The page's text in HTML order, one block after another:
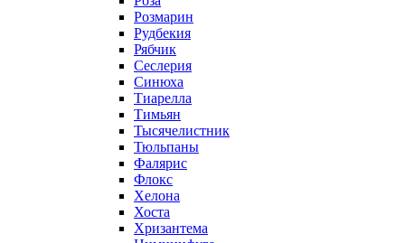
Розмарин
Рудбекия
Рябчик
Сеслерия
Синюха
Тиарелла
Тимьян
Тысячелистник
Тюльпаны
Фалярис
Флокс
Хелона
Хоста
Хризантема